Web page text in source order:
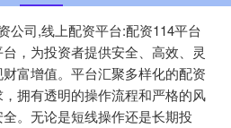
公司,线上配资平台:配资114平台
，为投资者提供安全、高效、灵
富增值。平台汇聚多样化的配资
拥有透明的操作流程和严格的风
。无论是短线操作还是长期投